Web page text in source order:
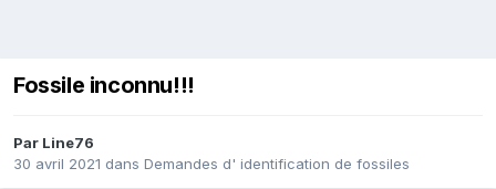
Fossile inconnu!!!
Par Line76
30 avril 2021 dans Demandes d' identification de fossiles